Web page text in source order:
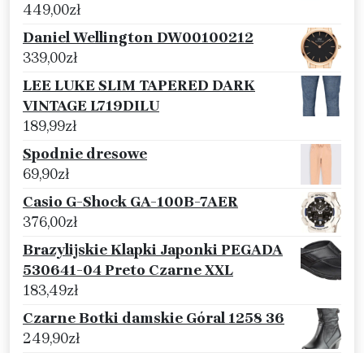
449,00zł
Daniel Wellington DW00100212
339,00zł
LEE LUKE SLIM TAPERED DARK
VINTAGE L719DILU
189,99zł
Spodnie dresowe
69,90zł
Casio G-Shock GA-100B-7AER
376,00zł
Brazylijskie Klapki Japonki PEGADA
530641-04 Preto Czarne XXL
183,49zł
Czarne Botki damskie Góral 1258 36
249,90zł